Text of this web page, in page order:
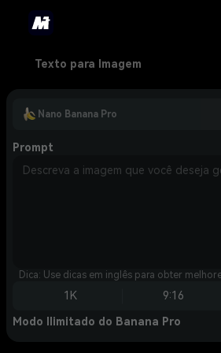
Texto para Imagem
Nano Banana Pro
Prompt
Dica: Use dicas em inglês para obter
1K 9:16
Modo Ilimitado do Banana Pro